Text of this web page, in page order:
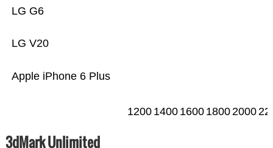
Apple iPhone 6 Plus
LG V20
LG G6
1200 1400 1600 18002000
3dMark Unlimited